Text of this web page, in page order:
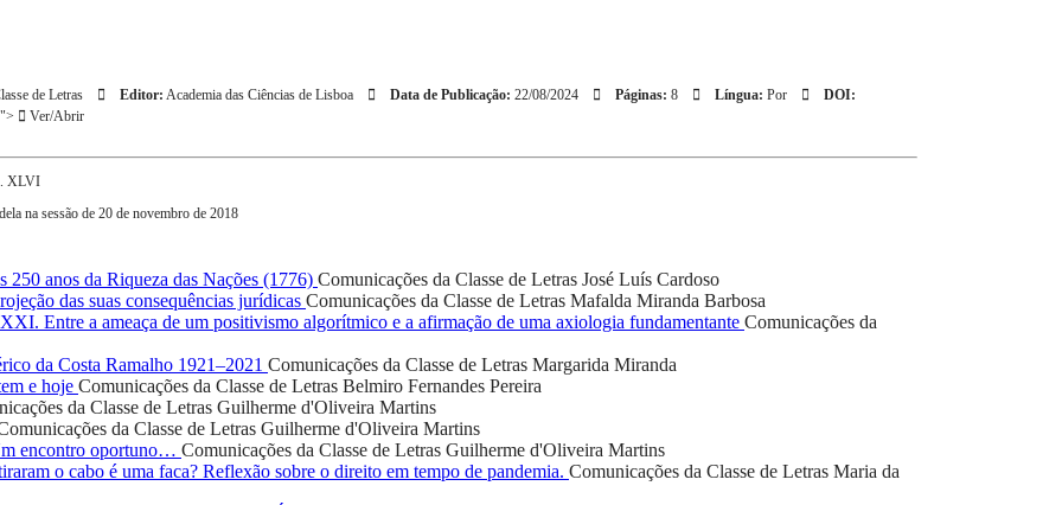
de Letras Editor: Academia das Ciências de Lisboa Data de Publicação: 22/08/2024 Páginas: 8 Língua: Por
DOI:
Ver/Abrir
XLVI
na sessão de 20 de novembro de 2018
anos da Riqueza das Nações (1776) Comunicações da Classe de Letras José Luís Cardoso
das suas consequências jurídicas Comunicações da Classe de Letras Mafalda Miranda Barbosa
Entre a ameaça de um positivismo algorítmico e a afirmação de uma axiologia fundamentante Comunicações da
da Costa Ramalho 1921–2021 Comunicações da Classe de Letras Margarida Miranda
e hoje Comunicações da Classe de Letras Belmiro Fernandes Pereira
da Classe de Letras Guilherme d'Oliveira Martins
da Classe de Letras Guilherme d'Oliveira Martins
encontro oportuno… Comunicações da Classe de Letras Guilherme d'Oliveira Martins
o cabo é uma faca? Reflexão sobre o direito em tempo de pandemia. Comunicações da Classe de Letras Maria da